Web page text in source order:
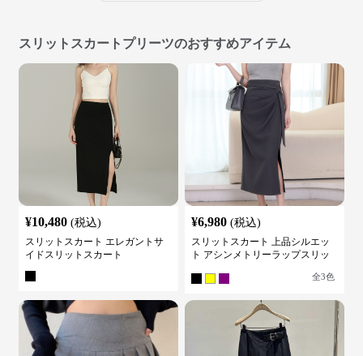
スリットスカートプリーツのおすすめアイテム
¥10,480 (税込)
スリットスカート エレガントサ
イドスリットスカート
¥6,980 (税込)
スリットスカート 上品シルエッ
ト アシンメトリーラップスリッ
全3色